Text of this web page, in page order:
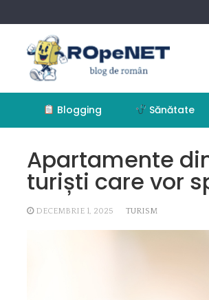
to
Blogging Sănătate
Apartamente
turiști care vor
DECEMBRIE 1, 2025 TURISM